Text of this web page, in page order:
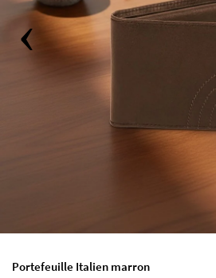
Portefeuille Italien marron